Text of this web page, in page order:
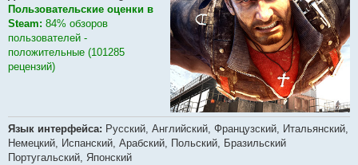
Пользовательские оценки в
Steam: 84% обзоров
пользователей -
положительные (101285
рецензий)
Язык интерфейса: Русский, Английский, Французский, Итальянский,
Немецкий, Испанский, Арабский, Польский, Бразильский
Португальский, Японский